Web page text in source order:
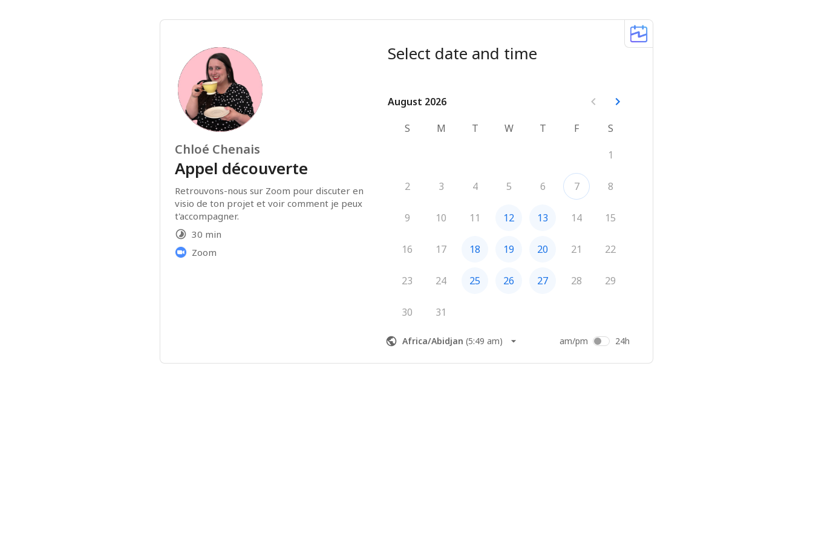
Chloé Chenais
Appel découverte
Retrouvons-nous sur Zoom pour discuter en
visio de ton projet et voir comment je peux
t'accompagner.
30 min
Zoom
Select date and time
August 2026
August 2026
S
M T W T F
S
1
2 3 4 5 6 7 8
9 10 11 12 13 14 15
16 17 18 19 20 21 22
23 24 25 26 27 28 29
30 31
Africa/Abidjan (5:49 am) am/pm 24h